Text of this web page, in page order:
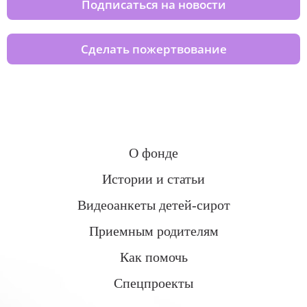
Подписаться на новости
Сделать пожертвование
О фонде
Истории и статьи
Видеоанкеты детей-сирот
Приемным родителям
Как помочь
Спецпроекты